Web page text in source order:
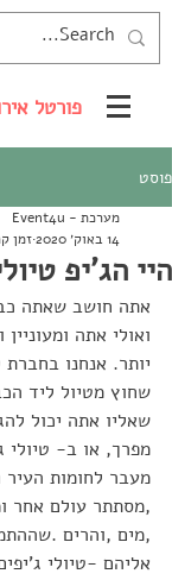
פורטל
פוסט
היי הג'יפ
מערכת - Event4u
14 באוק׳ 2020
זמן
אתה חושב שאתה
ואולי אתה
יותר. אנחנו בחברת
שחוץ מטיול ליד
שאליו אתה יכול
מפרך, או ב- טיולי
מעבר לחומות העיר
,מסתתר עולם אחר
,מים ,והרים
אליהם -טיולי